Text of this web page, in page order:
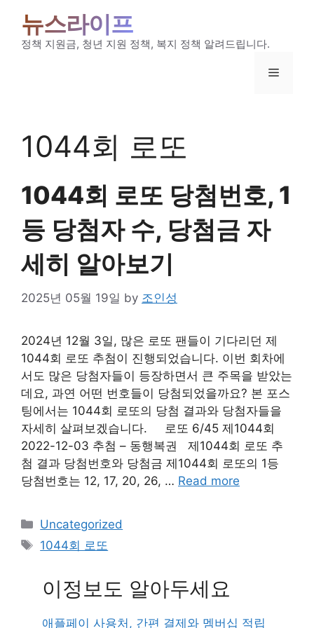
content
뉴스라이프
정책 지원금, 청년 지원 정책, 복지 정책 알려드립니다.
Menu
1044회 로또
1044회 로또 당첨번호, 1
등 당첨자 수, 당첨금 자
세히 알아보기
2025년 05월 19일 by 조인성
2024년 12월 3일, 많은 로또 팬들이 기다리던 제
1044회 로또 추첨이 진행되었습니다. 이번 회차에
서도 많은 당첨자들이 등장하면서 큰 주목을 받았는
데요, 과연 어떤 번호들이 당첨되었을까요? 본 포스
팅에서는 1044회 로또의 당첨 결과와 당첨자들을
자세히 살펴보겠습니다. 로또 6/45 제1044회
2022-12-03 추첨 – 동행복권 제1044회 로또 추
첨 결과 당첨번호와 당첨금 제1044회 로또의 1등
당첨번호는 12, 17, 20, 26, … Read more
Categories
Uncategorized
Tags
1044회 로또
이정보도 알아두세요
애플페이 사용처, 간편 결제와 멤버십 적립